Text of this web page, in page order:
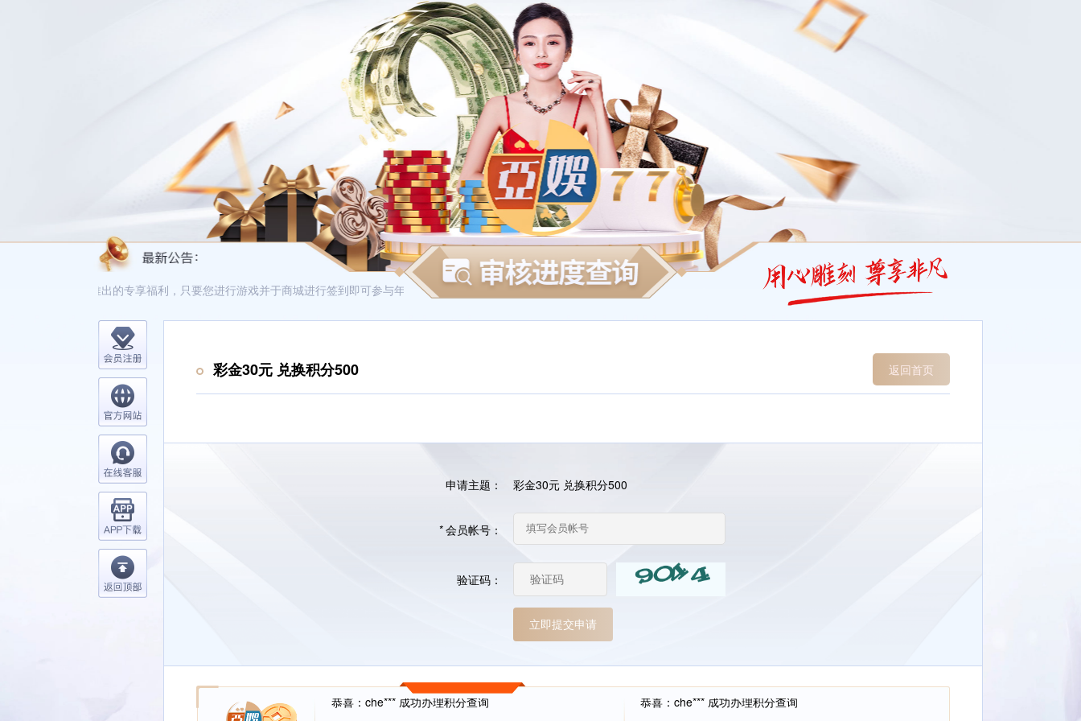
团尊贵会员，推出的专享福利，只要您进行游戏并于商城进行签到即可参与年度积分累计，积分可用于兑换商城内的各项回馈礼品~ 积分商城是为了回馈AG亚娱集团尊贵会员，推出的专享福利，只要您进行游戏
彩金30元 兑换积分500 返回首页
申请主题： 彩金30元 兑换积分500
*会员帐号：
验证码：
恭喜：che*** 成功办理积分查询
恭喜：che*** 成功办理积分查询